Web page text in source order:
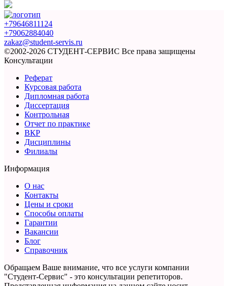
+79646811124
+79062884040
zakaz@student-servis.ru
©2002-2026 СТУДЕНТ-СЕРВИС Все права защищены
Консультации
Реферат
Курсовая работа
Дипломная работа
Диссертация
Контрольная
Отчет по практике
ВКР
Дисциплины
Филиалы
Информация
О нас
Контакты
Цены и сроки
Способы оплаты
Гарантии
Вакансии
Блог
Справочник
Обращаем Ваше внимание, что все услуги компании
"Студент-Сервис" - это консультации репетиторов.